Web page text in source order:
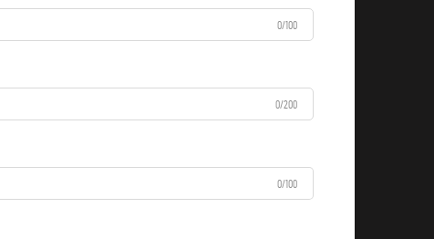
0/100
0/200
0/100